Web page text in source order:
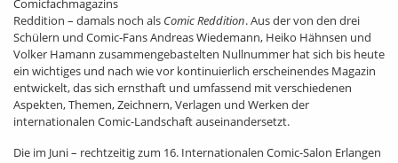
Comicfachmagazins
Reddition – damals noch als Comic Reddition. Aus der von den drei
Schülern und Comic-Fans Andreas Wiedemann, Heiko Hähnsen und
Volker Hamann zusammengebastelten Nullnummer hat sich bis heute
ein wichtiges und nach wie vor kontinuierlich erscheinendes Magazin
entwickelt, das sich ernsthaft und umfassend mit verschiedenen
Aspekten, Themen, Zeichnern, Verlagen und Werken der
internationalen Comic-Landschaft auseinandersetzt.
Die im Juni – rechtzeitig zum 16. Internationalen Comic-Salon Erlangen